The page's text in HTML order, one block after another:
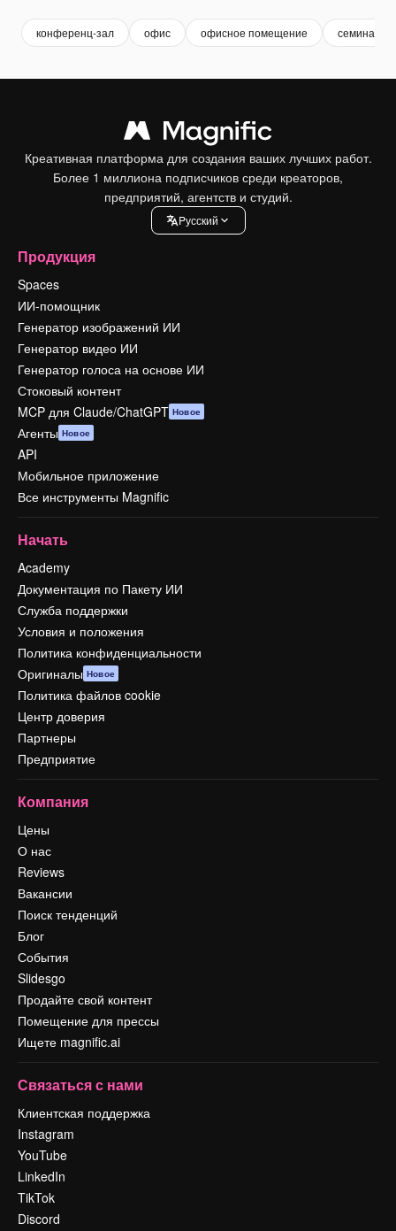
конференц-зал офис офисное помещение семинар
Креативная платформа для создания ваших лучших работ.
Более 1 миллиона подписчиков среди креаторов,
предприятий, агентств и студий.
Pусский
Продукция
Spaces
ИИ-помощник
Генератор изображений ИИ
Генератор видео ИИ
Генератор голоса на основе ИИ
Стоковый контент
MCP для Claude/ChatGPT Новое
Агенты Новое
API
Мобильное приложение
Все инструменты Magnific
Начать
Academy
Документация по Пакету ИИ
Служба поддержки
Условия и положения
Политика конфиденциальности
Оригиналы Новое
Политика файлов cookie
Центр доверия
Партнеры
Предприятие
Компания
Цены
О нас
Reviews
Вакансии
Поиск тенденций
Блог
События
Slidesgo
Продайте свой контент
Помещение для прессы
Ищете magnific.ai
Связаться с нами
Клиентская поддержка
Instagram
YouTube
LinkedIn
TikTok
Discord